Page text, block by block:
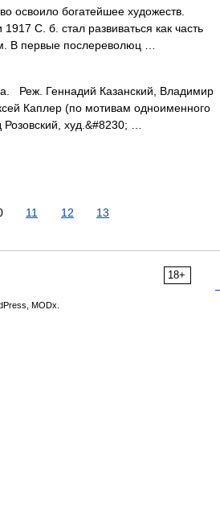
богатейшее художеств.
С. б. стал развиваться как часть
В первые послереволюц …
Реж. Геннадий Казанский, Владимир
Каплер (по мотивам одноименного
худ.&#8230; …
11 12 13
18+
MODx.